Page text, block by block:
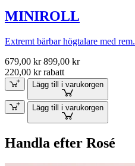
MINIROLL
Extremt bärbar högtalare med rem.
679,00 kr 899,00 kr
220,00 kr rabatt
Lägg till i varukorgen
Lägg till i varukorgen
Handla efter Rosé